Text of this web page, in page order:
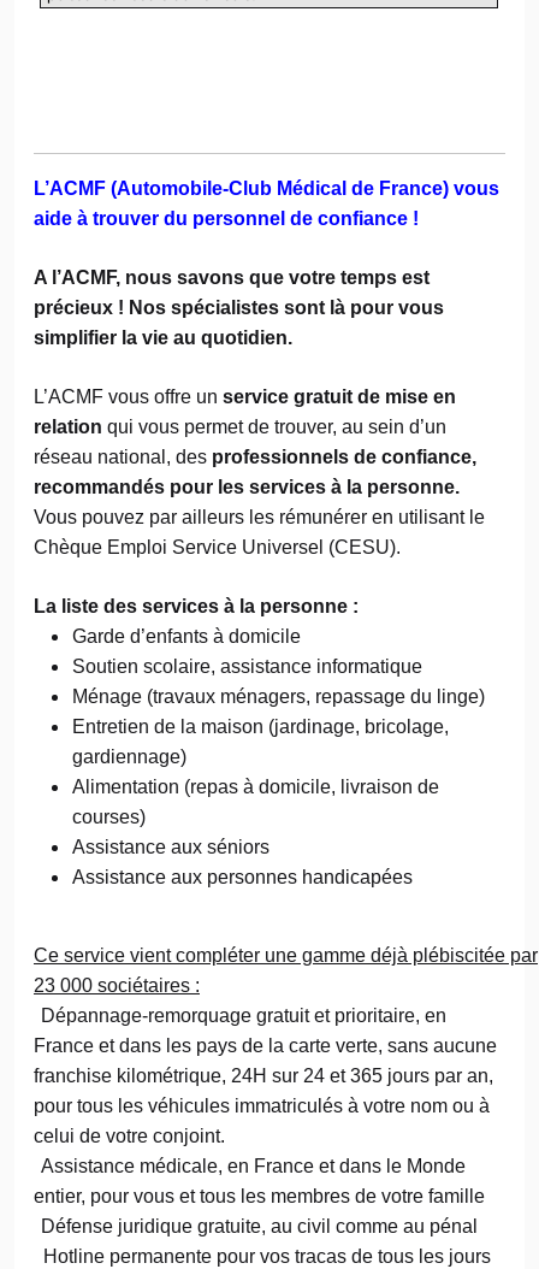
L’ACMF (Automobile-Club Médical de France) vous
aide à trouver du personnel de confiance !
A l’ACMF, nous savons que votre temps est
précieux ! Nos spécialistes sont là pour vous
simplifier la vie au quotidien.
L’ACMF vous offre un service gratuit de mise en
relation qui vous permet de trouver, au sein d’un
réseau national, des professionnels de confiance,
recommandés pour les services à la personne.
Vous pouvez par ailleurs les rémunérer en utilisant le
Chèque Emploi Service Universel (CESU).
La liste des services à la personne :
Garde d’enfants à domicile
Soutien scolaire, assistance informatique
Ménage (travaux ménagers, repassage du linge)
Entretien de la maison (jardinage, bricolage,
gardiennage)
Alimentation (repas à domicile, livraison de
courses)
Assistance aux séniors
Assistance aux personnes handicapées
Ce service vient compléter une gamme déjà plébiscitée par
23 000 sociétaires :
Dépannage-remorquage gratuit et prioritaire, en
France et dans les pays de la carte verte, sans aucune
franchise kilométrique, 24H sur 24 et 365 jours par an,
pour tous les véhicules immatriculés à votre nom ou à
celui de votre conjoint.
Assistance médicale, en France et dans le Monde
entier, pour vous et tous les membres de votre famille
Défense juridique gratuite, au civil comme au pénal
Hotline permanente pour vos tracas de tous les jours